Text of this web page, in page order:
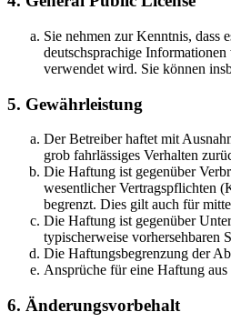
Sie nehmen zur Kenntnis, dass
deutschsprachige
verwendet wird. Sie können
5. Gewährleistung
Der Betreiber haftet mit
grob fahrlässiges Verhalten
Die Haftung ist gegenüber
wesentlicher Vertragspflichten
begrenzt. Dies gilt auch für
Die Haftung ist gegenüber
typischerweise vorhersehbaren
Die Haftungsbegrenzung der
Ansprüche für eine Haftung
6. Änderungsvorbehalt